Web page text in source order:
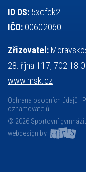
ID DS: 5xcfck2
IČO: 00602060
Zřizovatel:
28. října 117, 702 18
www.msk.cz
Ochrana osobních údajů
oznamovatelů
© 2026 Sportovní
webdesign by